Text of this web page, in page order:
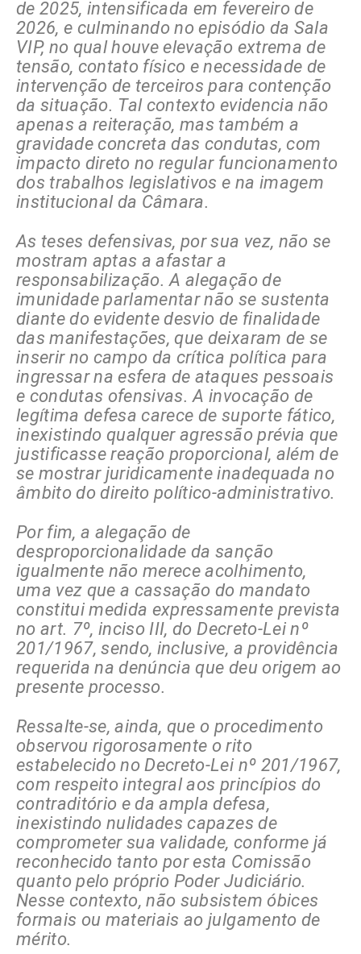
de 2025, intensificada em fevereiro de
2026, e culminando no episódio da Sala
VIP, no qual houve elevação extrema de
tensão, contato físico e necessidade de
intervenção de terceiros para contenção
da situação. Tal contexto evidencia não
apenas a reiteração, mas também a
gravidade concreta das condutas, com
impacto direto no regular funcionamento
dos trabalhos legislativos e na imagem
institucional da Câmara.
As teses defensivas, por sua vez, não se
mostram aptas a afastar a
responsabilização. A alegação de
imunidade parlamentar não se sustenta
diante do evidente desvio de finalidade
das manifestações, que deixaram de se
inserir no campo da crítica política para
ingressar na esfera de ataques pessoais
e condutas ofensivas. A invocação de
legítima defesa carece de suporte fático,
inexistindo qualquer agressão prévia que
justificasse reação proporcional, além de
se mostrar juridicamente inadequada no
âmbito do direito político-administrativo.
Por fim, a alegação de
desproporcionalidade da sanção
igualmente não merece acolhimento,
uma vez que a cassação do mandato
constitui medida expressamente prevista
no art. 7º, inciso III, do Decreto-Lei nº
201/1967, sendo, inclusive, a providência
requerida na denúncia que deu origem ao
presente processo.
Ressalte-se, ainda, que o procedimento
observou rigorosamente o rito
estabelecido no Decreto-Lei nº 201/1967,
com respeito integral aos princípios do
contraditório e da ampla defesa,
inexistindo nulidades capazes de
comprometer sua validade, conforme já
reconhecido tanto por esta Comissão
quanto pelo próprio Poder Judiciário.
Nesse contexto, não subsistem óbices
formais ou materiais ao julgamento de
mérito.